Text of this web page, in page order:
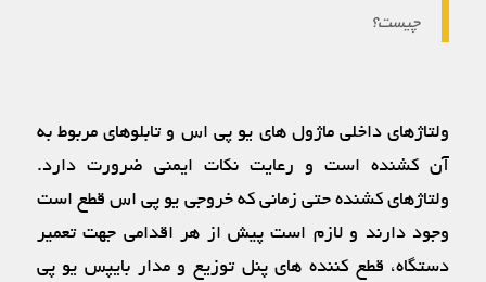
چیست؟
ولتاژهای داخلی ماژول‏ های یو پی اس و تابلوهای مربوط به
آن کشنده است و رعایت نکات ایمنی ضرورت دارد.
ولتاژهای کشنده حتی زمانی که خروجی یو پی اس قطع است
وجود دارند و لازم است پیش از هر اقدامی جهت تعمیر
دستگاه، قطع‏ کننده‏ های پنل توزیع و مدار بای‏پس یو پی